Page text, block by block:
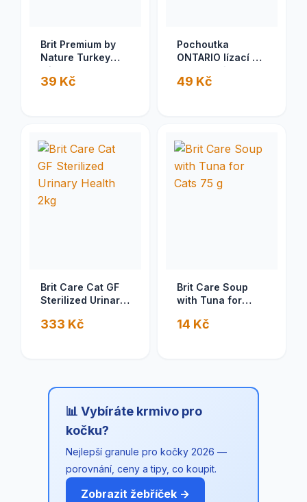
Brit Premium by
Nature Turkey
with Lamb 200 g
39 Kč
Pochoutka
ONTARIO lízací s
extra tuňákem a s
lososem 1 ks
49 Kč
Brit Care Cat GF
Sterilized Urinary
333 Kč
Brit Care Soup
with Tuna for
14 Kč
📊 Vybíráte krmivo pro
kočku?
Nejlepší granule pro kočky 2026 —
porovnání, ceny a tipy, co koupit.
Zobrazit žebříček →